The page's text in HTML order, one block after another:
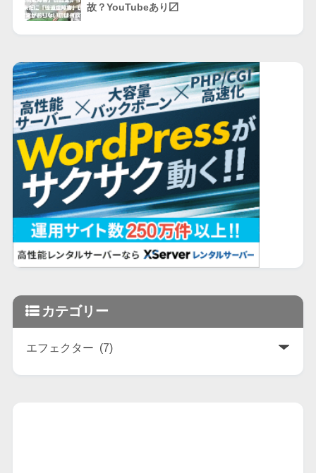
故？YouTubeあり〼
カテゴリー